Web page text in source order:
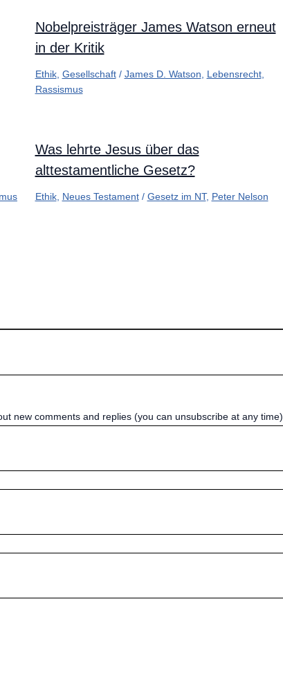
Nobelpreisträger James Watson erneut
in der Kritik
Ethik, Gesellschaft/ James D. Watson Lebensrecht,
Rassismus
Was lehrte Jesus über das
alttestamentliche Gesetz?
Ethik, Neues Testament/ Gesetz im NT, Peter Nelson
new comments and replies (you can unsubscribe at any time).